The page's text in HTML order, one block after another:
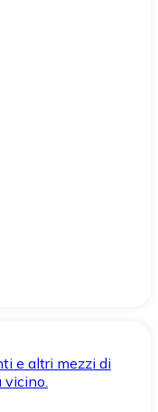
e altri mezzi di
vicino.